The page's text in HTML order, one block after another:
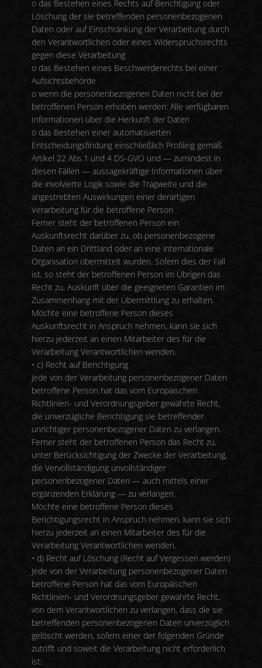
o das Bestehen eines Rechts auf Berichtigung oder
Löschung der sie betreffenden personenbezogenen
Daten oder auf Einschränkung der Verarbeitung durch
den Verantwortlichen oder eines Widerspruchsrechts
gegen diese Verarbeitung
o das Bestehen eines Beschwerderechts bei einer
Aufsichtsbehörde
o wenn die personenbezogenen Daten nicht bei der
betroffenen Person erhoben werden: Alle verfügbaren
Informationen über die Herkunft der Daten
o das Bestehen einer automatisierten
Entscheidungsfindung einschließlich Profiling gemäß
Artikel 22 Abs.1 und 4 DS-GVO und — zumindest in
diesen Fällen — aussagekräftige Informationen über
die involvierte Logik sowie die Tragweite und die
angestrebten Auswirkungen einer derartigen
Verarbeitung für die betroffene Person
Ferner steht der betroffenen Person ein
Auskunftsrecht darüber zu, ob personenbezogene
Daten an ein Drittland oder an eine internationale
Organisation übermittelt wurden. Sofern dies der Fall
ist, so steht der betroffenen Person im Übrigen das
Recht zu, Auskunft über die geeigneten Garantien im
Zusammenhang mit der Übermittlung zu erhalten.
Möchte eine betroffene Person dieses
Auskunftsrecht in Anspruch nehmen, kann sie sich
hierzu jederzeit an einen Mitarbeiter des für die
Verarbeitung Verantwortlichen wenden.
• c) Recht auf Berichtigung
Jede von der Verarbeitung personenbezogener Daten
betroffene Person hat das vom Europäischen
Richtlinien- und Verordnungsgeber gewährte Recht,
die unverzügliche Berichtigung sie betreffender
unrichtiger personenbezogener Daten zu verlangen.
Ferner steht der betroffenen Person das Recht zu,
unter Berücksichtigung der Zwecke der Verarbeitung,
die Vervollständigung unvollständiger
personenbezogener Daten — auch mittels einer
ergänzenden Erklärung — zu verlangen.
Möchte eine betroffene Person dieses
Berichtigungsrecht in Anspruch nehmen, kann sie sich
hierzu jederzeit an einen Mitarbeiter des für die
Verarbeitung Verantwortlichen wenden.
• d) Recht auf Löschung (Recht auf Vergessen werden)
Jede von der Verarbeitung personenbezogener Daten
betroffene Person hat das vom Europäischen
Richtlinien- und Verordnungsgeber gewährte Recht,
von dem Verantwortlichen zu verlangen, dass die sie
betreffenden personenbezogenen Daten unverzüglich
gelöscht werden, sofern einer der folgenden Gründe
zutrifft und soweit die Verarbeitung nicht erforderlich
ist: